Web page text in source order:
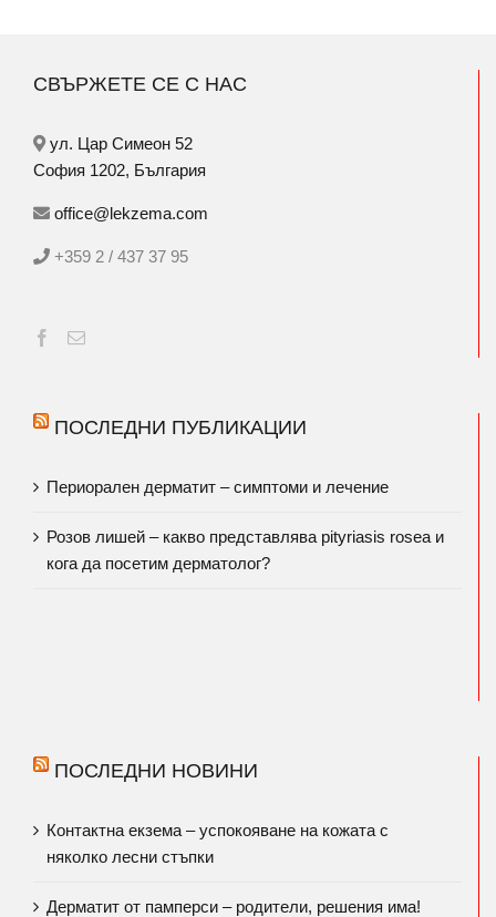
СВЪРЖЕТЕ СЕ С НАС
ул. Цар Симеон 52
София 1202, България
office@lekzema.com
+359 2 / 437 37 95
ПОСЛЕДНИ ПУБЛИКАЦИИ
Периорален дерматит – симптоми и лечение
Розов лишей – какво представлява pityriasis rosea и
кога да посетим дерматолог?
ПОСЛЕДНИ НОВИНИ
Контактна екзема – успокояване на кожата с
няколко лесни стъпки
Дерматит от памперси – родители, решения има!